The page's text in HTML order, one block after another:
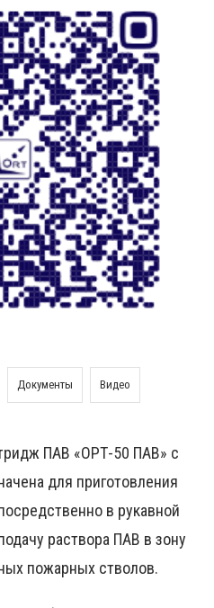
Документы Видео
ПАВ «ОРТ-50 ПАВ» с
для приготовления
в рукавной
раствора ПАВ в зону
пожарных стволов.